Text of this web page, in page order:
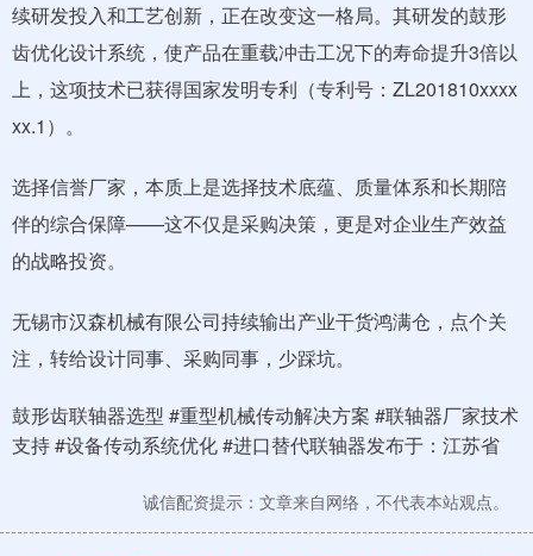
续研发投入和工艺创新，正在改变这一格局。其研发的鼓形
齿优化设计系统，使产品在重载冲击工况下的寿命提升3倍以
上，这项技术已获得国家发明专利（专利号：ZL201810xxxx
xx.1）。
选择信誉厂家，本质上是选择技术底蕴、质量体系和长期陪
伴的综合保障——这不仅是采购决策，更是对企业生产效益
的战略投资。
无锡市汉森机械有限公司持续输出产业干货鸿满仓，点个关
注，转给设计同事、采购同事，少踩坑。
鼓形齿联轴器选型 #重型机械传动解决方案 #联轴器厂家技术
支持 #设备传动系统优化 #进口替代联轴器发布于：江苏省
诚信配资提示：文章来自网络，不代表本站观点。